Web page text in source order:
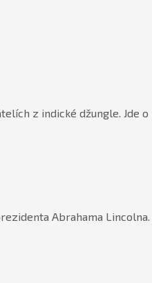
z indické džungle. Jde
Abrahama